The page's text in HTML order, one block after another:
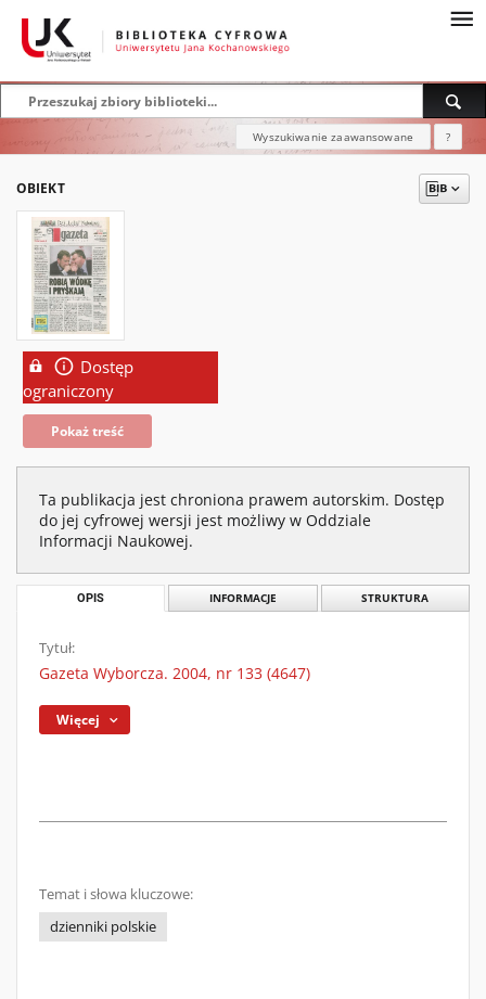
Wyszukiwanie zaawansowane ?
OBIEKT
Dostęp
ograniczony
Pokaż treść
Ta publikacja jest chroniona prawem autorskim. Dostęp
do jej cyfrowej wersji jest możliwy w Oddziale
Informacji Naukowej.
OPIS INFORMACJE STRUKTURA
Tytuł:
Gazeta Wyborcza. 2004, nr 133 (4647)
Więcej
Temat i słowa kluczowe:
dzienniki polskie